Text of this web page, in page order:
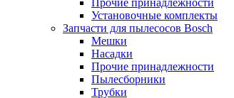
Прочие принадлежности
Установочные комплекты
Запчасти для пылесосов Bosch
Мешки
Насадки
Прочие принадлежности
Пылесборники
Трубки